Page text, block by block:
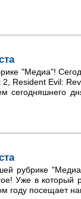
"Медиа"!
Resident Evil:
сегодняшнего
рубрике
Уже в который
году посещает